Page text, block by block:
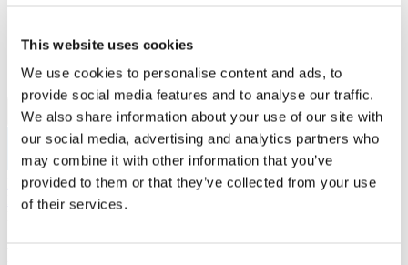
This website uses cookies
We use cookies to personalise content and ads, to
provide social media features and to analyse our traffic.
We also share information about your use of our site with
our social media, advertising and analytics partners who
may combine it with other information that you’ve
provided to them or that they’ve collected from your use
of their services.
Lepidla
VŠECHNY PRODUKTY
Menu
Menu
Domů/
Poradna/